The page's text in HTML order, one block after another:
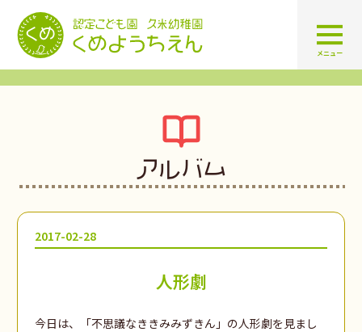
認定こども園 学校法人久米幼
メニュー
アルバム
2017-02-28
人形劇
今日は、「不思議なききみみずきん」の人形劇を見まし